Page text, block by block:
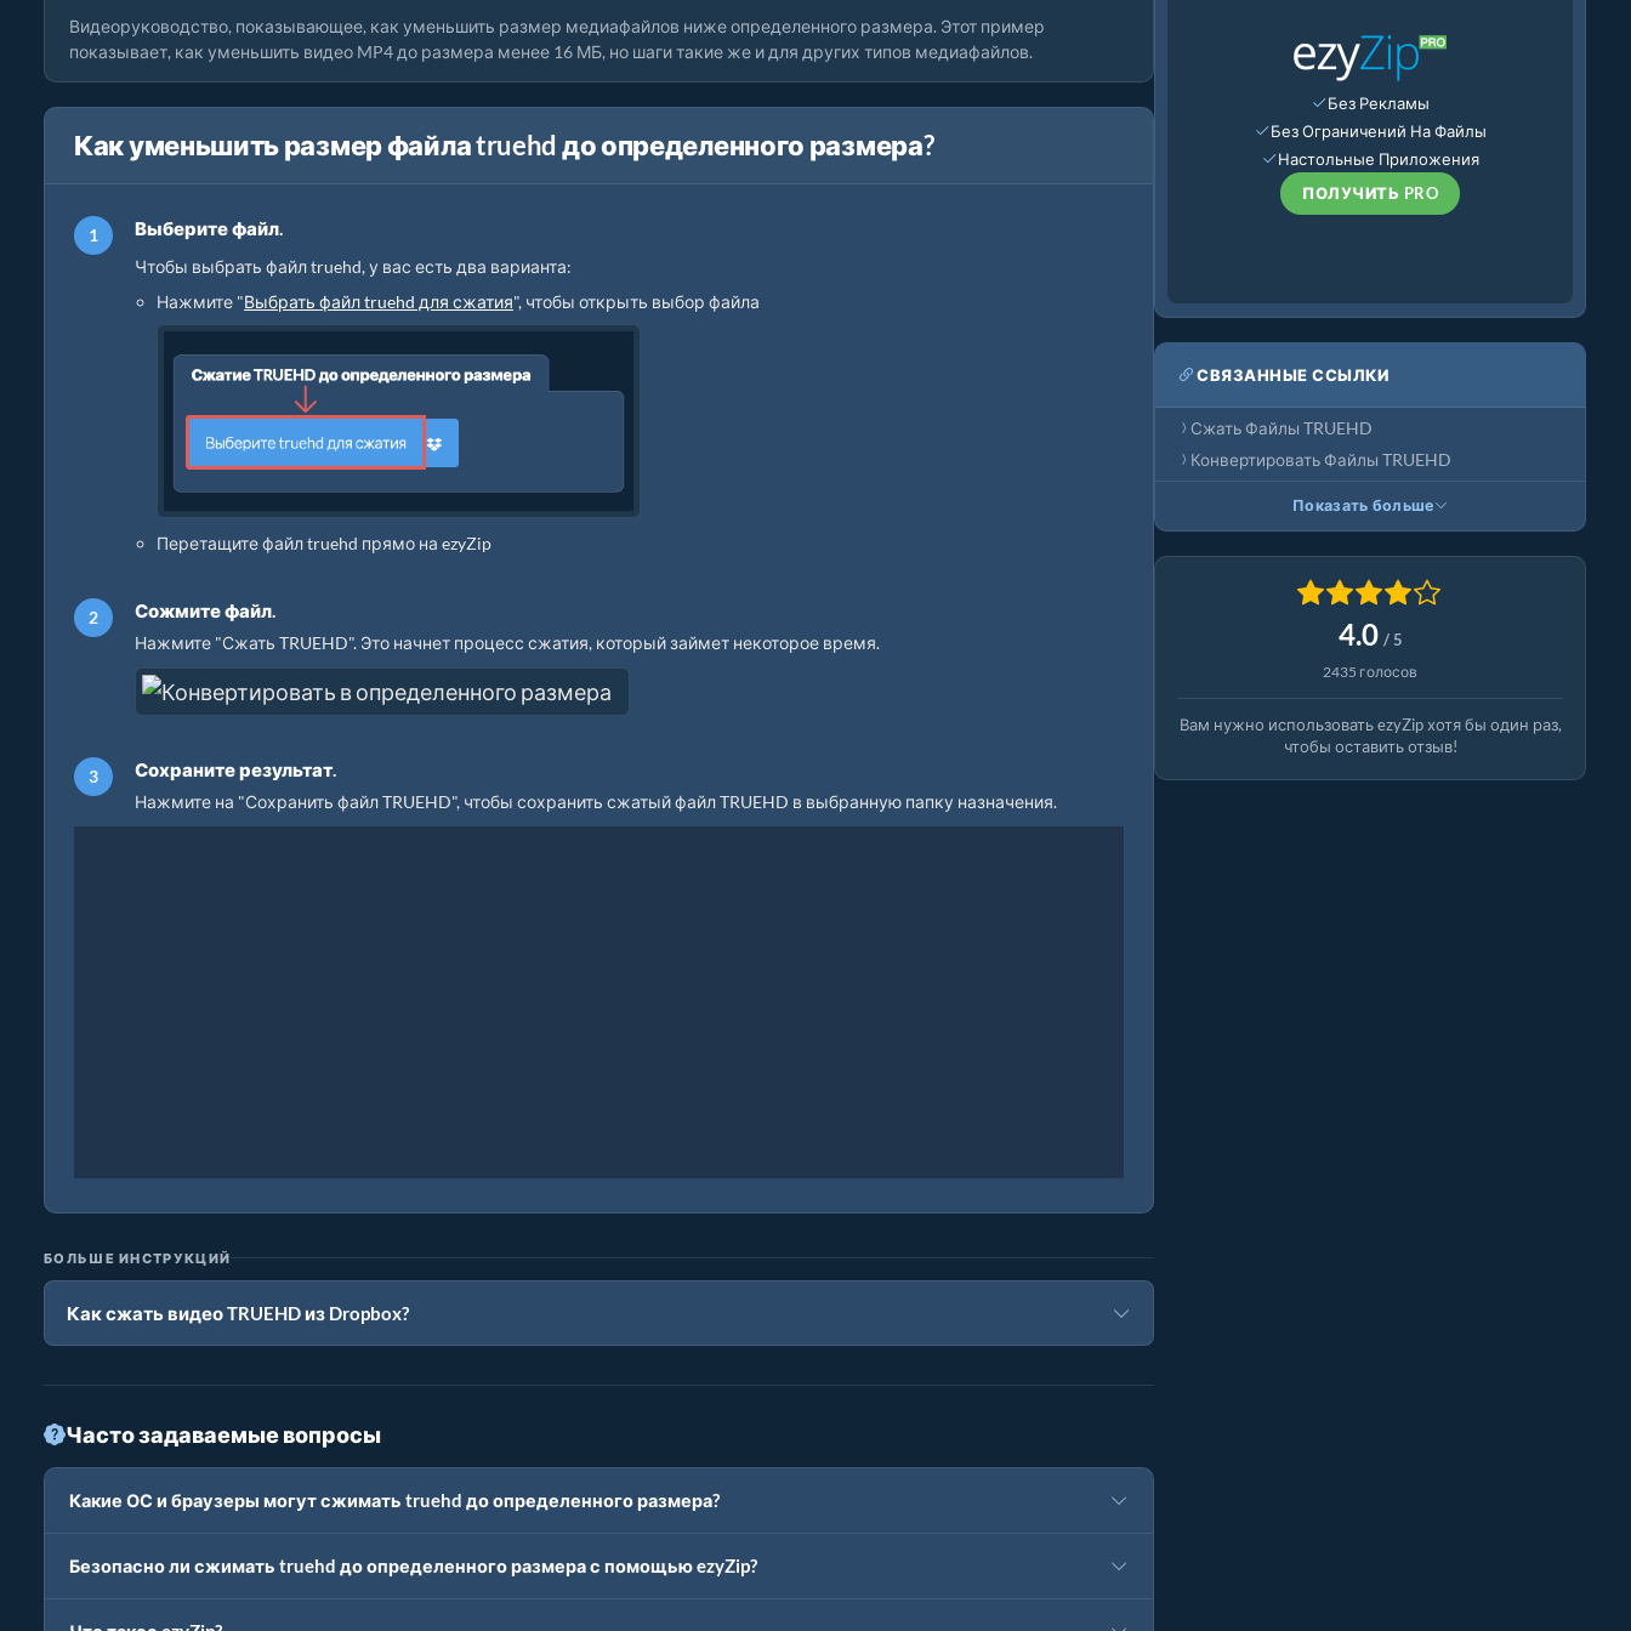
Видеоруководство, показывающее, как уменьшить размер медиафайлов ниже определенного размера. Этот пример
показывает, как уменьшить видео MP4 до размера менее 16 МБ, но шаги такие же и для других типов медиафайлов.
Как уменьшить размер файла truehd до определенного размера?
Выберите файл.
Чтобы выбрать файл truehd, у вас есть два варианта:
Нажмите "Выбрать файл truehd для сжатия", чтобы открыть выбор файла
Перетащите файл truehd прямо на ezyZip
Сожмите файл.
Нажмите "Сжать TRUEHD". Это начнет процесс сжатия, который займет некоторое время.
Сохраните результат.
Нажмите на "Сохранить файл TRUEHD", чтобы сохранить сжатый файл TRUEHD в выбранную папку назначения.
БОЛЬШЕ ИНСТРУКЦИЙ
Как сжать видео TRUEHD из Dropbox?
Часто задаваемые вопросы
Какие ОС и браузеры могут сжимать truehd до определенного размера?
Безопасно ли сжимать truehd до определенного размера с помощью ezyZip?
Без Рекламы
Без Ограничений На Файлы
Настольные Приложения
ПОЛУЧИТЬ PRO
СВЯЗАННЫЕ ССЫЛКИ
Сжать Файлы TRUEHD
Конвертировать Файлы TRUEHD
Показать больше
4.0 / 5
2435 голосов
Вам нужно использовать ezyZip хотя бы один раз,
чтобы оставить отзыв!